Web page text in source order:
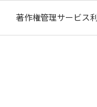
著作権管理サービス